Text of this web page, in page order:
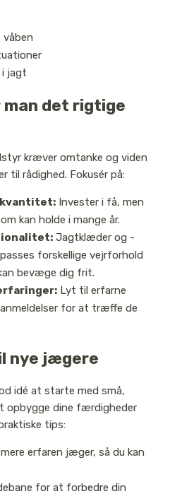
våben
jagt
det rigtige
kræver omtanke og viden
til rådighed. Fokusér på:
Invester i få, men
kan holde i mange år.
Jagtklæder og -
forskellige vejrforhold
bevæge dig frit.
Lyt til erfarne
for at træffe de
nye jægere
idé at starte med små,
opbygge dine færdigheder
tips:
erfaren jæger, så du kan
for at forbedre din